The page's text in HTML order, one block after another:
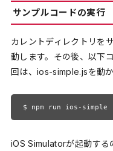
サンプルコードの実行
カレントディレクトリを
動します。その後、以下
回は、ios-simple.jsを動か
$ npm run ios-simple
iOS Simulatorが起動する